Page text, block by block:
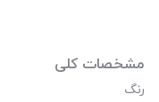
مشخصات کلی
رنگ